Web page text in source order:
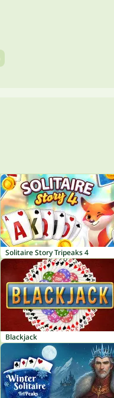
Solitaire Story Tripeaks 4
Blackjack